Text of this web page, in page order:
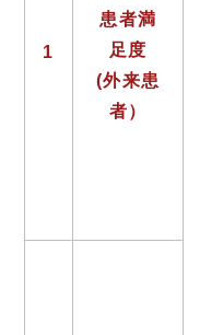
1
患者満
足度
(外来患
者）